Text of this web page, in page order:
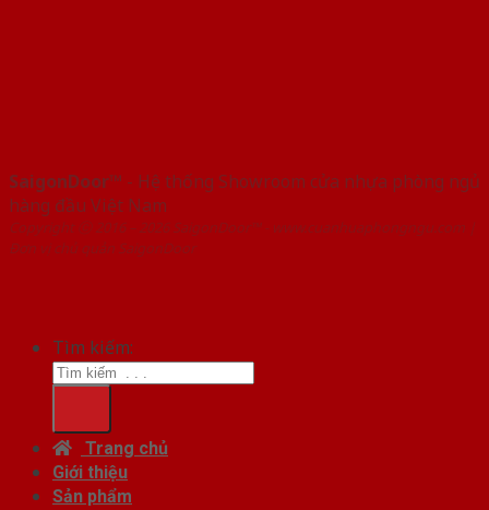
SaigonDoor™ - Hệ thống Showroom cửa nhựa phòng ngủ
hàng đầu Việt Nam
Copyright ⓒ 2016 – 2026 SaigonDoor™ - www.cuanhuaphongngu.com |
Đơn vị chủ quản SaigonDoor
Tìm kiếm:
Trang chủ
Giới thiệu
Sản phẩm